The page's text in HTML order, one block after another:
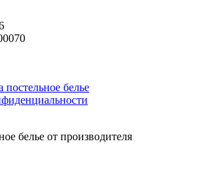
постельное белье
белье от производителя